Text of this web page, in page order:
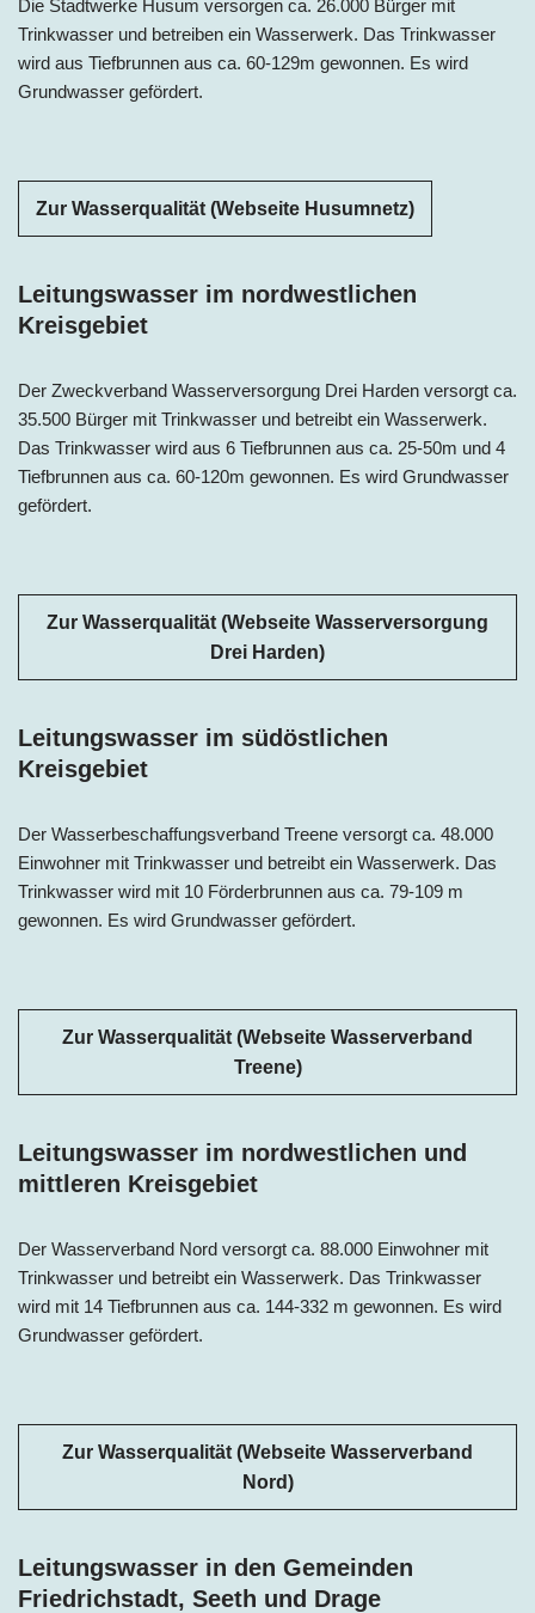
Die Stadtwerke Husum versorgen ca. 26.000 Bürger mit
Trinkwasser und betreiben ein Wasserwerk. Das Trinkwasser
wird aus Tiefbrunnen aus ca. 60-129m gewonnen. Es wird
Grundwasser gefördert.
Zur Wasserqualität (Webseite Husumnetz)
Leitungswasser im nordwestlichen
Kreisgebiet
Der Zweckverband Wasserversorgung Drei Harden versorgt ca.
35.500 Bürger mit Trinkwasser und betreibt ein Wasserwerk.
Das Trinkwasser wird aus 6 Tiefbrunnen aus ca. 25-50m und 4
Tiefbrunnen aus ca. 60-120m gewonnen. Es wird Grundwasser
gefördert.
Zur Wasserqualität (Webseite Wasserversorgung
Drei Harden)
Leitungswasser im südöstlichen
Kreisgebiet
Der Wasserbeschaffungsverband Treene versorgt ca. 48.000
Einwohner mit Trinkwasser und betreibt ein Wasserwerk. Das
Trinkwasser wird mit 10 Förderbrunnen aus ca. 79-109 m
gewonnen. Es wird Grundwasser gefördert.
Zur Wasserqualität (Webseite Wasserverband
Treene)
Leitungswasser im nordwestlichen und
mittleren Kreisgebiet
Der Wasserverband Nord versorgt ca. 88.000 Einwohner mit
Trinkwasser und betreibt ein Wasserwerk. Das Trinkwasser
wird mit 14 Tiefbrunnen aus ca. 144-332 m gewonnen. Es wird
Grundwasser gefördert.
Zur Wasserqualität (Webseite Wasserverband
Nord)
Leitungswasser in den Gemeinden
Friedrichstadt, Seeth und Drage